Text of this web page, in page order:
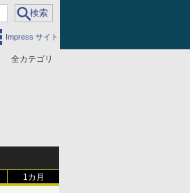
Impress サイト
全カテゴリ
1カ月